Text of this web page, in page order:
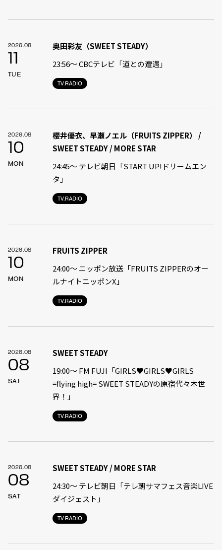
2026.08
11
TUE
TV.RADIO
奥田彩友（SWEET STEADY）
23:56〜 CBCテレビ「道との遭遇」
2026.08
10
MON
TV.RADIO
櫻井優衣、早瀬ノエル（FRUITS ZIPPER） /
SWEET STEADY / MORE STAR
24:45〜 テレビ朝日「START UP!ドリームエン
タ」
2026.08
10
MON
TV.RADIO
FRUITS ZIPPER
24:00〜 ニッポン放送「FRUITS ZIPPERのオー
ルナイトニッポンX」
2026.08
08
SAT
TV.RADIO
SWEET STEADY
19:00〜 FM FUJI「GIRLS♥GIRLS♥GIRLS
=flying high= SWEET STEADYの原宿代々木世
界！」
2026.08
08
SAT
TV.RADIO
SWEET STEADY / MORE STAR
24:30〜 テレビ朝日「テレ朝サマフェス音楽LIVE
ダイジェスト」